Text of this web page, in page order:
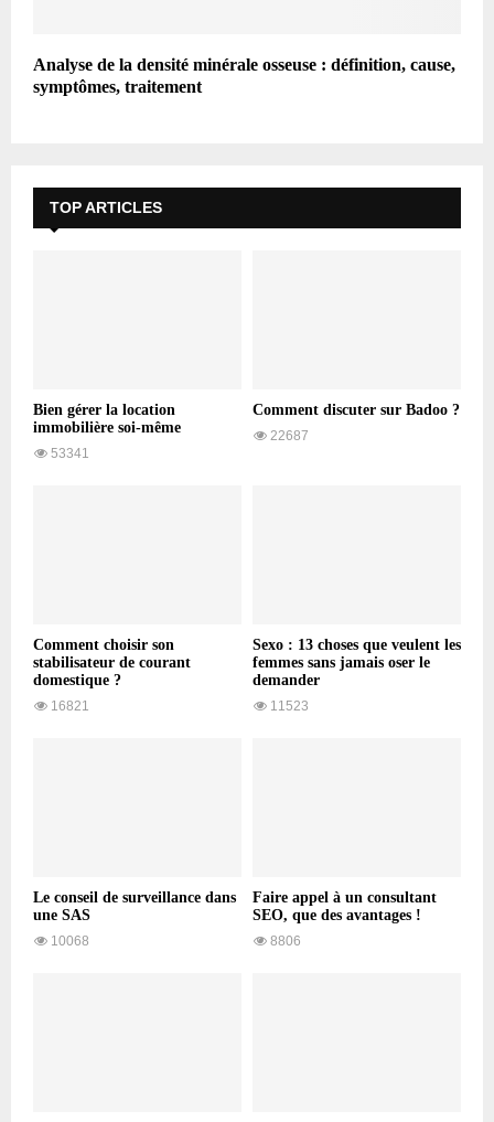
Analyse de la densité minérale osseuse : définition, cause,
symptômes, traitement
TOP ARTICLES
Bien gérer la location
immobilière soi-même
53341
Comment discuter sur Badoo ?
22687
Comment choisir son
stabilisateur de courant
domestique ?
16821
Sexo : 13 choses que veulent les
femmes sans jamais oser le
demander
11523
Le conseil de surveillance dans
une SAS
10068
Faire appel à un consultant
SEO, que des avantages !
8806